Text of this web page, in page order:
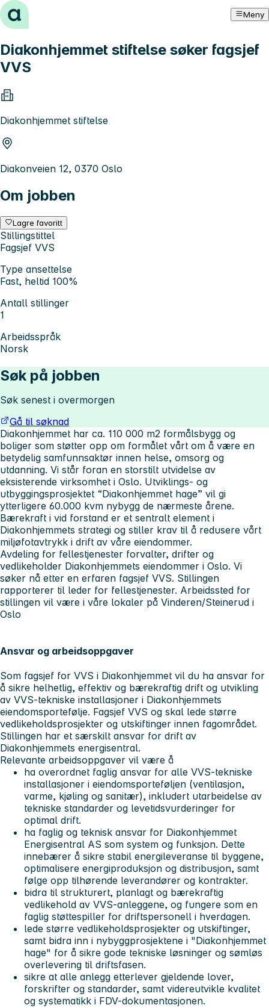
Hopp til innhold Meny
Diakonhjemmet stiftelse søker fagsjef
VVS
Diakonhjemmet stiftelse
Diakonveien 12, 0370 Oslo
Om jobben
Lagre favoritt
Stillingstittel
Fagsjef VVS
Type ansettelse
Fast, heltid 100%
Antall stillinger
1
Arbeidsspråk
Norsk
Søk på jobben
Søk senest i overmorgen
Gå til søknad
Diakonhjemmet har ca. 110 000 m2 formålsbygg og
boliger som støtter opp om formålet vårt om å være en
betydelig samfunnsaktør innen helse, omsorg og
utdanning. Vi står foran en storstilt utvidelse av
eksisterende virksomhet i Oslo. Utviklings- og
utbyggingsprosjektet “Diakonhjemmet hage” vil gi
ytterligere 60.000 kvm nybygg de nærmeste årene.
Bærekraft i vid forstand er et sentralt element i
Diakonhjemmets strategi og stiller krav til å redusere vårt
miljøfotavtrykk i drift av våre eiendommer.
Avdeling for fellestjenester forvalter, drifter og
vedlikeholder Diakonhjemmets eiendommer i Oslo. Vi
søker nå etter en erfaren fagsjef VVS. Stillingen
rapporterer til leder for fellestjenester. Arbeidssted for
stillingen vil være i våre lokaler på Vinderen/Steinerud i
Oslo
Ansvar og arbeidsoppgaver
Som fagsjef for VVS i Diakonhjemmet vil du ha ansvar for
å sikre helhetlig, effektiv og bærekraftig drift og utvikling
av VVS-tekniske installasjoner i Diakonhjemmets
eiendomsportefølje. Fagsjef VVS og skal lede større
vedlikeholdsprosjekter og utskiftinger innen fagområdet.
Stillingen har et særskilt ansvar for drift av
Diakonhjemmets energisentral.
Relevante arbeidsoppgaver vil være å
ha overordnet faglig ansvar for alle VVS-tekniske
installasjoner i eiendomsporteføljen (ventilasjon,
varme, kjøling og sanitær), inkludert utarbeidelse av
tekniske standarder og levetidsvurderinger for
optimal drift.
ha faglig og teknisk ansvar for Diakonhjemmet
Energisentral AS som system og funksjon. Dette
innebærer å sikre stabil energileveranse til byggene,
optimalisere energiproduksjon og distribusjon, samt
følge opp tilhørende leverandører og kontrakter.
bidra til strukturert, planlagt og bærekraftig
vedlikehold av VVS-anleggene, og fungere som en
faglig støttespiller for driftspersonell i hverdagen.
lede større vedlikeholdsprosjekter og utskiftinger,
samt bidra inn i nybyggprosjektene i "Diakonhjemmet
hage" for å sikre gode tekniske løsninger og sømløs
overlevering til driftsfasen.
sikre at alle anlegg etterlever gjeldende lover,
forskrifter og standarder, samt videreutvikle kvalitet
og systematikk i FDV-dokumentasjonen.